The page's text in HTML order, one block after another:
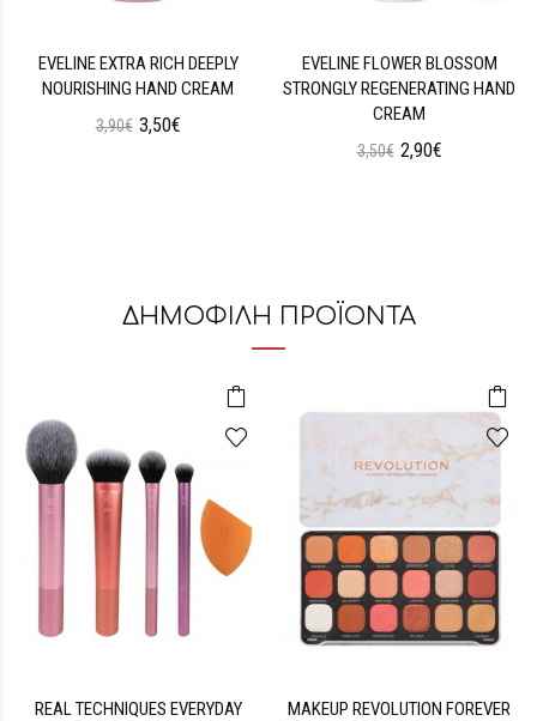
EVELINE EXTRA RICH DEEPLY
NOURISHING HAND CREAM
3,90€ 3,50€
EVELINE FLOWER BLOSSOM
STRONGLY REGENERATING HAND
CREAM
3,50€ 2,90€
ΔΗΜΟΦΙΛΗ ΠΡΟΪΟΝΤΑ
REAL TECHNIQUES EVERYDAY
MAKEUP REVOLUTION FOREVER